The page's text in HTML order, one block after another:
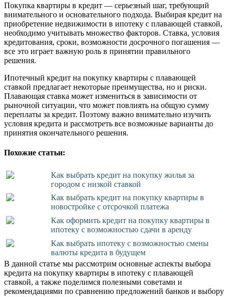
Покупка квартиры в кредит — серьезный шаг, требующий
внимательного и основательного подхода. Выбирая кредит на
приобретение недвижимости в ипотеку с плавающей ставкой,
необходимо учитывать множество факторов. Ставка, условия
кредитования, сроки, возможности досрочного погашения —
все это играет важную роль в принятии правильного
решения.
Ипотечный кредит на покупку квартиры с плавающей
ставкой предлагает некоторые преимущества, но и риски.
Плавающая ставка может измениться в зависимости от
рыночной ситуации, что может повлиять на общую сумму
переплаты за кредит. Поэтому важно внимательно изучить
условия кредита и рассмотреть все возможные варианты до
принятия окончательного решения.
Похожие статьи:
Как выбрать кредит на покупку жилья за
городом с низкой ставкой
Как выбрать кредит на покупку квартиры в
новостройке с отсрочкой платежа
Как оформить кредит на покупку квартиры в
ипотеку с возможностью сдачи в аренду
Как выбрать ипотеку с возможностью смены
валюты кредита в будущем
В данной статье мы рассмотрим основные аспекты выбора
кредита на покупку квартиры в ипотеку с плавающей
ставкой, а также поделимся полезными советами и
рекомендациями по сравнению предложений банков и выбору